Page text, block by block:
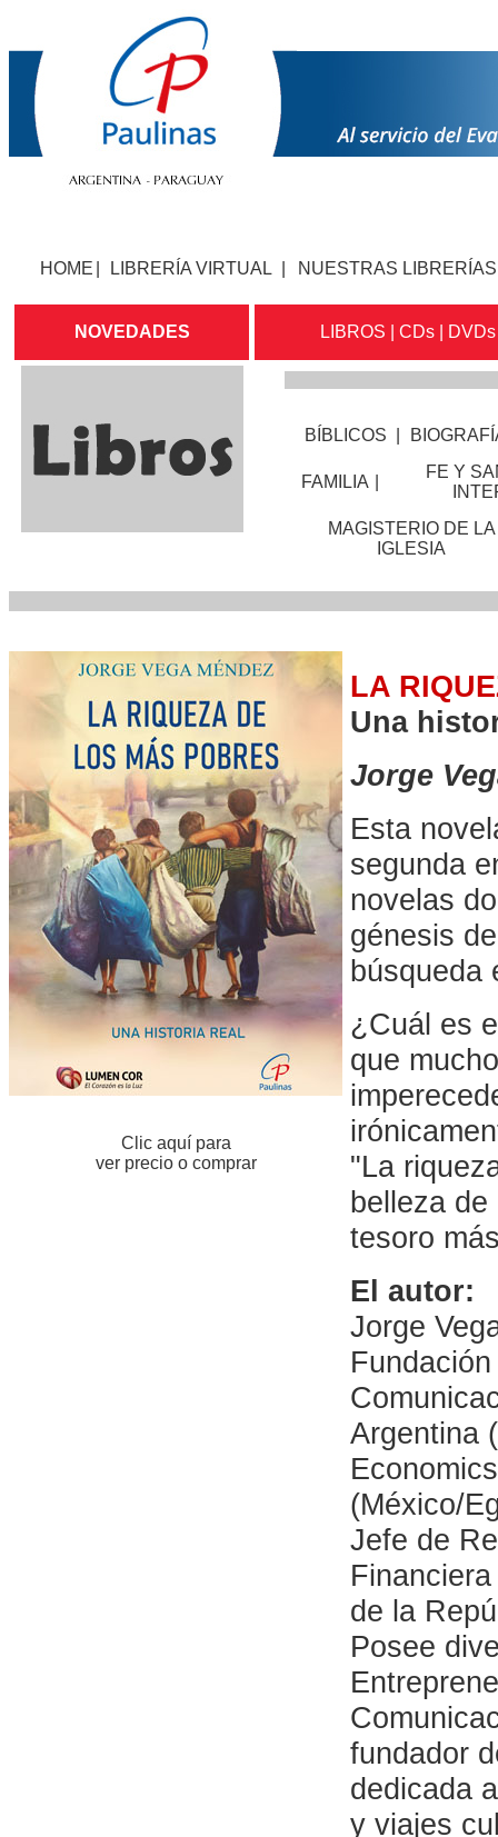
HOME LIBRERÍA VIRTUAL NUESTRAS LIBRERÍAS
NOVEDADES LIBROS CDs DVDs
BÍBLICOS
FAMILIA
FE Y
MAGISTERIO DE LA
IGLESIA
Clic aquí para
ver precio o comprar
LA
Una
Jorge
Esta
segunda
novelas
génesis
búsqueda
¿Cuál es
que
"La
belleza
tesoro
El autor:
Jorge
Argentina
(México/
Jefe de
de la
Posee
fundador
dedicada
y viajes